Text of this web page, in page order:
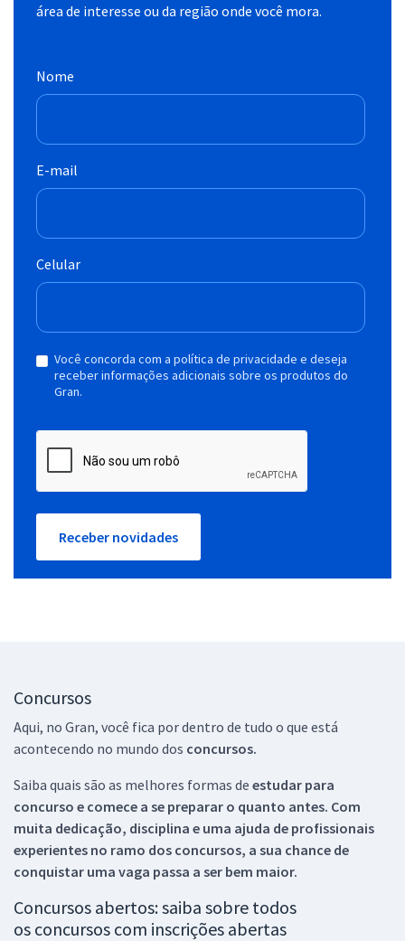
área de interesse ou da região onde você mora.
Nome
E-mail
Celular
Você concorda com a política de privacidade e deseja
receber informações adicionais sobre os produtos do
Gran.
Receber novidades
Concursos
Aqui, no Gran, você fica por dentro de tudo o que está
acontecendo no mundo dos concursos.
Saiba quais são as melhores formas de estudar para
concurso e comece a se preparar o quanto antes. Com
muita dedicação, disciplina e uma ajuda de profissionais
experientes no ramo dos concursos, a sua chance de
conquistar uma vaga passa a ser bem maior.
Concursos abertos: saiba sobre todos
os concursos com inscrições abertas